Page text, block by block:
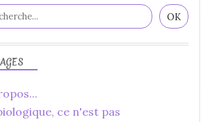
YOUTUBE
FAIT MAIN
ce n'est pas